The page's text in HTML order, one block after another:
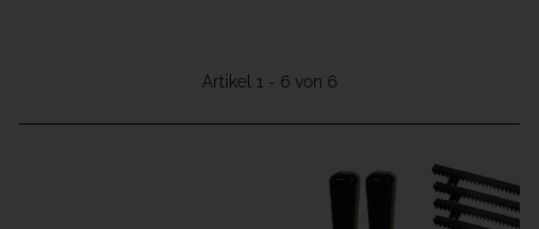
Artikel 1 - 6 von 6